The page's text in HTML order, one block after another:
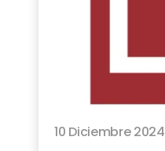
10 Diciembre 2024